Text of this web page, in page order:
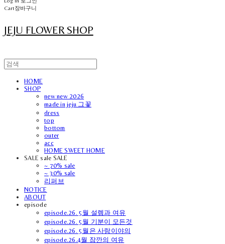
Cart장바구니
JEJU FLOWER SHOP
HOME
SHOP
new new 2026
made in jeju 그꽃
dress
top
bottom
outer
acc
HOME SWEET HOME
SALE sale SALE
~ 70% sale
~ 30% sale
리퍼브
NOTICE
ABOUT
episode
episode.26. 5월 설렘과 여유
episode.26. 5월 기분이 모든것
episode.26. 5월은 사랑이야의
episode.26.4월 잠깐의 여유